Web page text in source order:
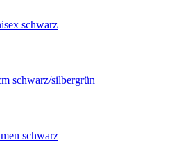
schwarz
schwarz/silbergrün
schwarz